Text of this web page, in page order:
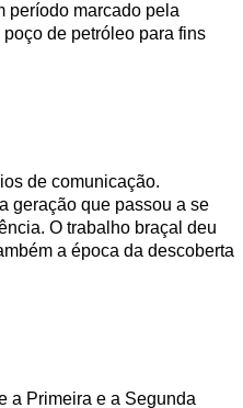
período marcado pela
de petróleo para fins
de comunicação.
geração que passou a se
O trabalho braçal deu
a época da descoberta
a Primeira e a Segunda